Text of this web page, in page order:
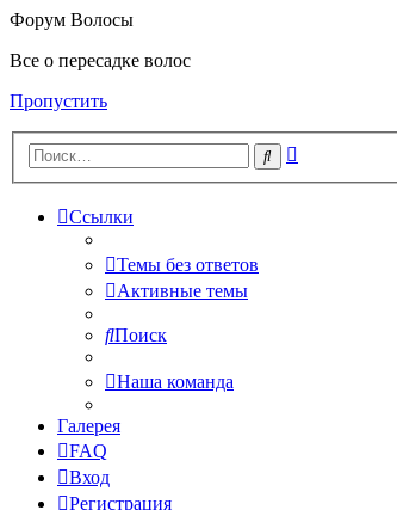
Форум Волосы
Все о пересадке волос
Пропустить
Поиск
Ссылки
Темы без ответов
Активные темы
Поиск
Наша команда
Галерея
FAQ
Вход
Регистрация